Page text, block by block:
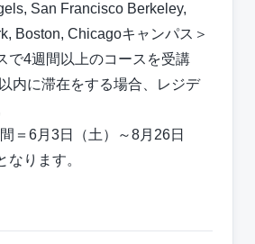
San Francisco Berkeley,
Boston, Chicagoキャンパス＞
で4週間以上のコースを受講
内に滞在をする場合、レジデ
＝6月3日（土）～8月26日
なります。